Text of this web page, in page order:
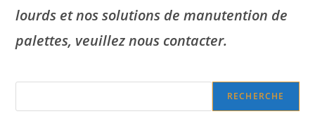
lourds et nos solutions de manutention de
palettes, veuillez nous contacter.
RECHERCHE